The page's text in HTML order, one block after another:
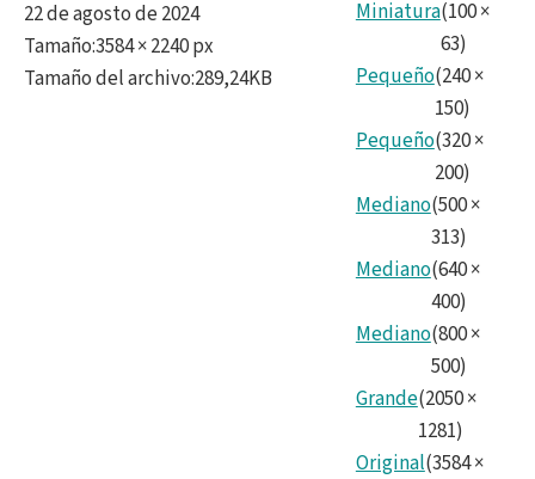
-
22 de agosto de 2024
Tamaño:3584 × 2240 px
Tamaño del archivo:289,24KB
Miniatura(100×
63)
Pequeño(240×
150)
Pequeño(320×
200)
Mediano(500×
313)
Mediano(640×
400)
Mediano(800×
500)
Grande(2050×
1281)
Original(3584×